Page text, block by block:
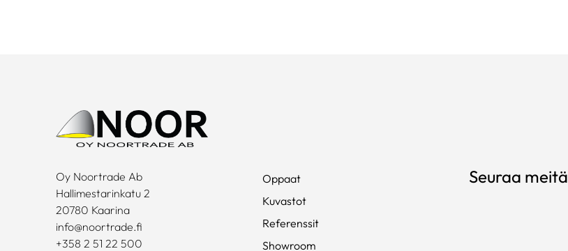
Oy Noortrade Ab
Hallimestarinkatu 2
20780 Kaarina
info@noortrade.fi
+358 2 51 22 500
Oppaat
Kuvastot
Referenssit
Showroom
Seuraa meitä